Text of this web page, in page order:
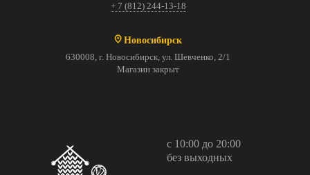
+ 7 (812) 244-13-18
Новосибирск
630008, г. Новосибирск, ул. Шевченко, 2/1
Магазин закрыт
с 10:00 до 20:00
без выходных